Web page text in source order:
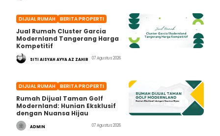
DIJUAL RUMAH BERITA PROPERTI
Jual Rumah Cluster Garcia
Modernland Tangerang Harga
Kompetitif
SITI AISYAH AYYA AZ ZAHIR 07 Agustus 2026
DIJUAL RUMAH BERITA PROPERTI
Rumah Dijual Taman Golf
Modernland: Hunian Eksklusif
dengan Nuansa Hijau
ADMIN 07 Agustus 2026